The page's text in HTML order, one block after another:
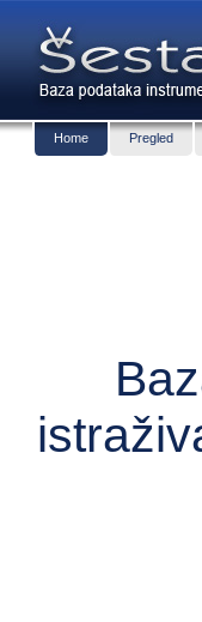
Home Pregled